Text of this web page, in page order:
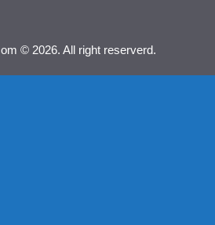
© 2026. All right reserverd.